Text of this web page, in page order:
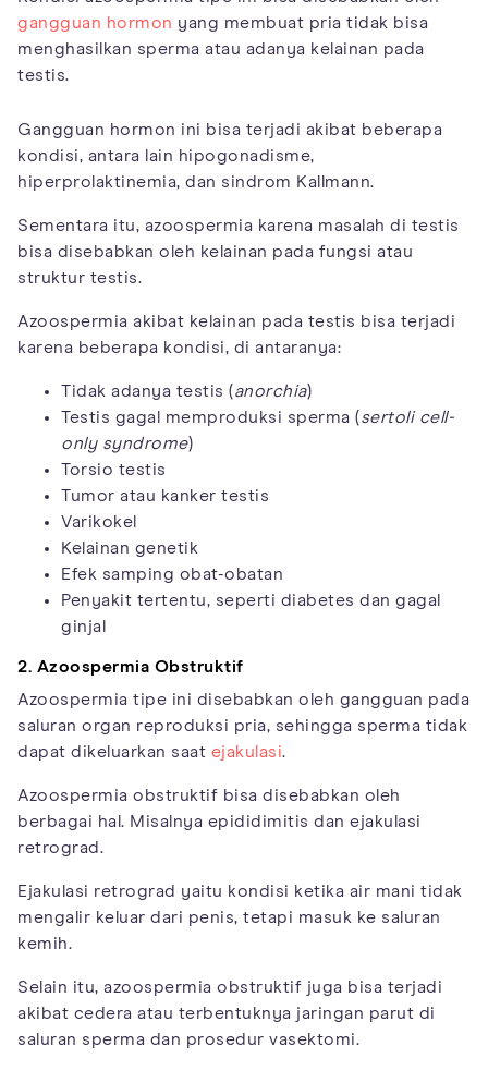
gangguan hormon yang membuat pria tidak bisa
menghasilkan sperma atau adanya kelainan pada
testis.
Gangguan hormon ini bisa terjadi akibat beberapa
kondisi, antara lain hipogonadisme,
hiperprolaktinemia, dan sindrom Kallmann.
Sementara itu, azoospermia karena masalah di testis
bisa disebabkan oleh kelainan pada fungsi atau
struktur testis.
Azoospermia akibat kelainan pada testis bisa terjadi
karena beberapa kondisi, di antaranya:
Tidak adanya testis (anorchia)
Testis gagal memproduksi sperma (sertoli cell-
only syndrome)
Torsio testis
Tumor atau kanker testis
Varikokel
Kelainan genetik
Efek samping obat-obatan
Penyakit tertentu, seperti diabetes dan gagal
ginjal
2. Azoospermia Obstruktif
Azoospermia tipe ini disebabkan oleh gangguan pada
saluran organ reproduksi pria, sehingga sperma tidak
dapat dikeluarkan saat ejakulasi.
Azoospermia obstruktif bisa disebabkan oleh
berbagai hal. Misalnya epididimitis dan ejakulasi
retrograd.
Ejakulasi retrograd yaitu kondisi ketika air mani tidak
mengalir keluar dari penis, tetapi masuk ke saluran
kemih.
Selain itu, azoospermia obstruktif juga bisa terjadi
akibat cedera atau terbentuknya jaringan parut di
saluran sperma dan prosedur vasektomi.